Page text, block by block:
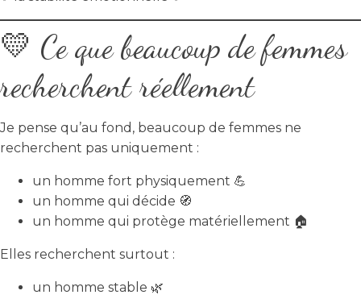
💛 Ce que beaucoup de femmes
recherchent réellement
Je pense qu’au fond, beaucoup de femmes ne
recherchent pas uniquement :
un homme fort physiquement 💪
un homme qui décide 🧭
un homme qui protège matériellement 🏠
Elles recherchent surtout :
un homme stable 🌿